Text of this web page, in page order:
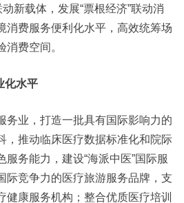
新载体，发展“票根经济”联动消
消费服务便利化水平，高效统筹场
费空间。
水平
业，打造一批具有国际影响力的
，推动临床医疗数据标准化和院际
务能力，建设“海派中医”国际服
际竞争力的医疗旅游服务品牌，支
健康服务机构；整合优质医疗培训